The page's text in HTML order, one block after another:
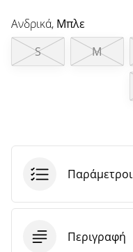
πρεσβευτής
της
μάρκας
μας.
Ανδρικά, Μπλε
S
M
Παράμετροι
Περιγραφή